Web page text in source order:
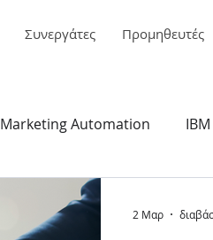
Συνεργάτες Προμηθευτές
Marketing Automation IBM
2 Μαρ